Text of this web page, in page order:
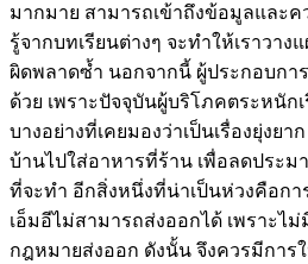
มากมาย สามารถเข้าถึงข้อมูลและค
รู้จากบทเรียนต่างๆ จะทำให้เราวาง
ผิดพลาดซ้ำ นอกจากนี้ ผู้ประกอบกา
ด้วย เพราะปัจจุบันผู้บริโภคตระหนัก
บางอย่างที่เคยมองว่าเป็นเรื่องยุ่งย
บ้านไปใส่อาหารที่ร้าน เพื่อลดประ
ที่จะทำ อีกสิ่งหนึ่งที่น่าเป็นห่วงคือกา
เอ็มอีไม่สามารถส่งออกได้ เพราะไม่
กฎหมายส่งออก ดังนั้น จึงควรมีการ